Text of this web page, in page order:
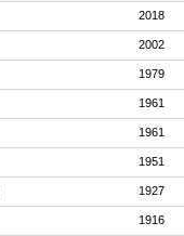
2018
2002
1979
1961
1961
1951
1927
1916